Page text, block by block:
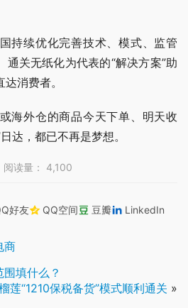
持续优化完善技术、模式、监管
通关无纸化为代表的“解决方案”助
消费者。
海外仓的商品今天下单、明天收
达，都已不再是梦想。
阅读量： 4,100
好友 QQ空间 豆瓣
LinkedIn
商
填什么？
莲“1210保税备货”模式顺利通关 »